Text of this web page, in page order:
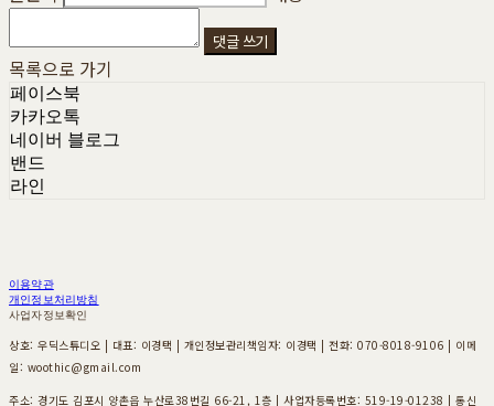
댓글 쓰기
목록으로 가기
페이스북
카카오톡
네이버 블로그
밴드
라인
이용약관
개인정보처리방침
사업자정보확인
상호: 우딕스튜디오 | 대표: 이경택 | 개인정보관리책임자: 이경택 | 전화: 070-8018-9106 | 이메
일: woothic@gmail.com
주소: 경기도 김포시 양촌읍 누산로38번길 66-21, 1층 | 사업자등록번호: 519-19-01238 | 통신